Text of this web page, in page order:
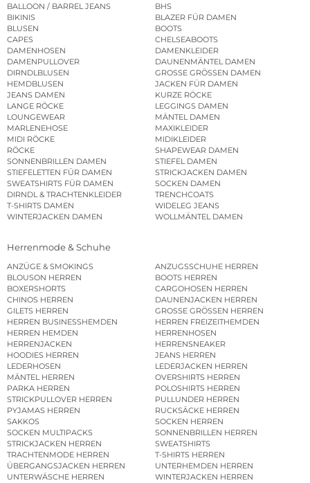
BALLOON / BARREL JEANS
BHS
BIKINIS
BLAZER FÜR DAMEN
BLUSEN
BOOTS
CAPES
CHELSEABOOTS
DAMENHOSEN
DAMENKLEIDER
DAMENPULLOVER
DAUNENMÄNTEL DAMEN
DIRNDLBLUSEN
GROSSE GRÖSSEN DAMEN
HEMDBLUSEN
JACKEN FÜR DAMEN
JEANS DAMEN
KURZE RÖCKE
LANGE RÖCKE
LEGGINGS DAMEN
LOUNGEWEAR
MÄNTEL DAMEN
MARLENEHOSE
MAXIKLEIDER
MIDI RÖCKE
MIDIKLEIDER
RÖCKE
SHAPEWEAR DAMEN
SONNENBRILLEN DAMEN
STIEFEL DAMEN
STIEFELETTEN FÜR DAMEN
STRICKJACKEN DAMEN
SWEATSHIRTS FÜR DAMEN
SOCKEN DAMEN
DIRNDL & TRACHTENKLEIDER
TRENCHCOATS
T-SHIRTS DAMEN
WIDELEG JEANS
WINTERJACKEN DAMEN
WOLLMÄNTEL DAMEN
Herrenmode & Schuhe
ANZÜGE & SMOKINGS
ANZUGSSCHUHE HERREN
BLOUSON HERREN
BOOTS HERREN
BOXERSHORTS
CARGOHOSEN HERREN
CHINOS HERREN
DAUNENJACKEN HERREN
GILETS HERREN
GROSSE GRÖSSEN HERREN
HERREN BUSINESSHEMDEN
HERREN FREIZEITHEMDEN
HERREN HEMDEN
HERRENHOSEN
HERRENJACKEN
HERRENSNEAKER
HOODIES HERREN
JEANS HERREN
LEDERHOSEN
LEDERJACKEN HERREN
MÄNTEL HERREN
OVERSHIRTS HERREN
PARKA HERREN
POLOSHIRTS HERREN
STRICKPULLOVER HERREN
PULLUNDER HERREN
PYJAMAS HERREN
RUCKSÄCKE HERREN
SAKKOS
SOCKEN HERREN
SOCKEN MULTIPACKS
SONNENBRILLEN HERREN
STRICKJACKEN HERREN
SWEATSHIRTS
TRACHTENMODE HERREN
T-SHIRTS HERREN
ÜBERGANGSJACKEN HERREN
UNTERHEMDEN HERREN
UNTERWÄSCHE HERREN
WINTERJACKEN HERREN